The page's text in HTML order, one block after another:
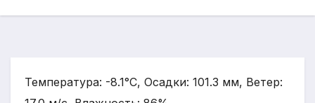
Температура: -8.1°C, Осадки: 101.3 мм, Ветер: